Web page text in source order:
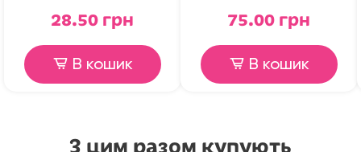
28.50 грн
В кошик
75.00 грн
В кошик
З цим разом купують